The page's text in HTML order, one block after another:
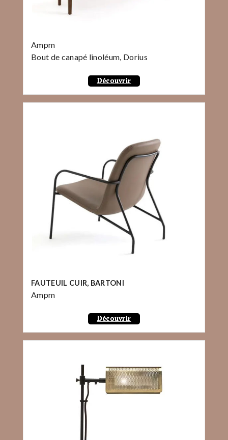
Ampm
Bout de canapé linoléum, Dorius
Découvrir
FAUTEUIL CUIR, BARTONI
Ampm
Découvrir